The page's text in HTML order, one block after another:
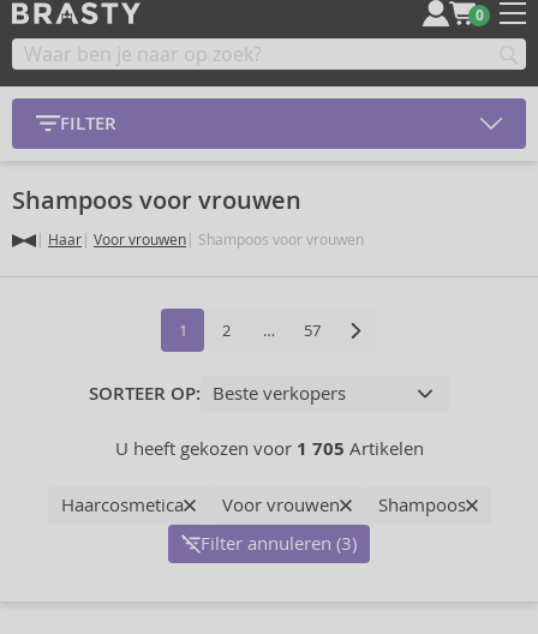
0
FILTER
Shampoos voor vrouwen
Haar Voor vrouwen Shampoos voor vrouwen
1 2 … 57
SORTEER OP:
U heeft gekozen voor 1 705 Artikelen
Haarcosmetica Voor vrouwen
Shampoos
Filter annuleren (3)